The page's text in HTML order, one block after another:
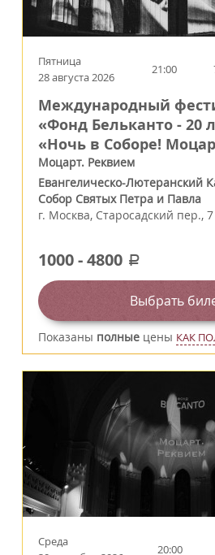
соблюдалась.
Эйблер по наброскам и точным
Исполнители:Хор, солисты
оркестр.
Пятница
28 августа 2026
21:00
Международный
«Фонд Бельканто - 20
«Ночь в Соборе!
Моцарт. Реквием
Евангелическо-Лютеранский
Собор Святых Петра и Павла
г. Москва, Старосадский пер., 7
1000-4800 a
Выбрать
Показаны полные цены КАК
Среда
20:00